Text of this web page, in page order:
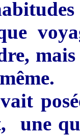
une